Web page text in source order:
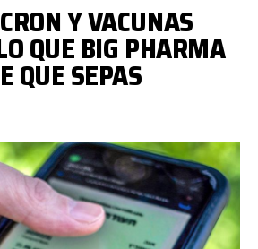
Y VACUNAS
QUE BIG PHARMA
QUE SEPAS